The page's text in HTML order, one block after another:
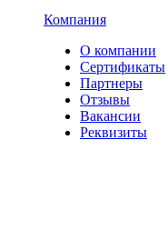
Компания
О компании
Сертификаты
Партнеры
Отзывы
Вакансии
Реквизиты